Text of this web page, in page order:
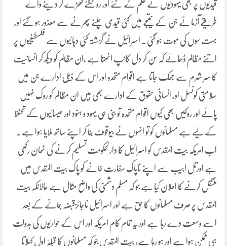
قیدیوں پر بھی یہودیوں نے ظلم کے نئے اور رونگٹے کھڑے کر دینے والے
طریقے آزمائے جن کے نتیجے میں کئی قیدی چلنے پھرنے سے معذور ہو گئے اور
بہت سوں کی موت ہو گئی ۔ اسرائیل نے گزشتہ کئی دہائیوں سے فلسطینیوں پر
اتنے مظالم ڈھائے کہ سن کر دل کانپ اٹھتا ہے ،ان مظالم کو دیکھ کر انسانیت
کا سر شرم سے جھک جاتا ہے اقوام متحدہ اور اس کے ذیلی ادارے جن میں
سلامتی کونسل اور انسانی حقوق کے ادارے بھی ہیں ان مظالم کو روک نہیں
پائے اور روکیں بھی کیوں اقوام متحدہ تو بنی ہی یہود و ہنود اور عیسائیوں کے تحفظ
کے لیے ہے مسلمانوں کو تو انہوں نے بیوقوف بنا کر اپنے ساتھ ملایا ہوا ہے ۔
اب امریکہ بیت المقدس کو اسرائیل کا دارلحکومت تسلیم کرنے کی ٹھان رکھی
ہے اورتل ابیب سے اپنے ناپاک سفارت خانے کو پاک بیت المقدس میں
منتقل کرنے کا اعلان کیا ہے جو کہ مسلم دشمنی کی واضح مثال ہے حالانکہ بیت
المقدس پر صرف مسلمانوں کا حق ہے اور اسرائیل ناجائزقبضہ جمانے کے بعد
اسے وسعت دے رہا ہے اور یہ تمام کام امریکہ اور اس کے حواریوں کی بدولت
ہی ممکن ہوا ہے اور ہو رہا ہے، بیت المقدس جو کہ مسلمانوں کا قبلہٗ اول کہلاتا